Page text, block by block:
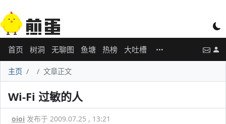
首页 树洞 无聊图 鱼塘 热榜 大吐槽
主页 文章正文
Wi-Fi 过敏的人
oioi 发布于 2009.07.25 , 13:21